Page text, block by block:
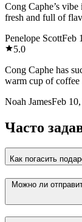
Cong Caphe’s
fresh and full of
Penelope ScottFeb
5.0
Cong Caphe has
warm cup of
Noah JamesFeb
Часто
Как погасить
Можно ли